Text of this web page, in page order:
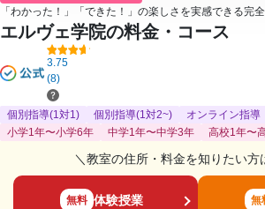
「わかった！」「できた！」の楽しさを実感できる完
エルヴェ学院の料金・コース
3.75
(8)
個別指導(1対1) 個別指導(1対2~) オンライン指導
小学1年〜小学6年
中学1年〜中学3年 高校1年〜
＼教室の住所・料金を知りたい方
無料 体験授業 無